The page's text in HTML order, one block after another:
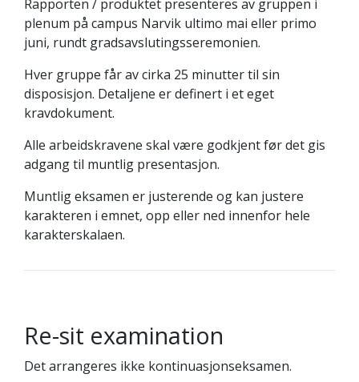
Rapporten / produktet presenteres av gruppen i
plenum på campus Narvik ultimo mai eller primo
juni, rundt gradsavslutingsseremonien.
Hver gruppe får av cirka 25 minutter til sin
disposisjon. Detaljene er definert i et eget
kravdokument.
Alle arbeidskravene skal være godkjent før det gis
adgang til muntlig presentasjon.
Muntlig eksamen er justerende og kan justere
karakteren i emnet, opp eller ned innenfor hele
karakterskalaen.
Re-sit examination
Det arrangeres ikke kontinuasjonseksamen.